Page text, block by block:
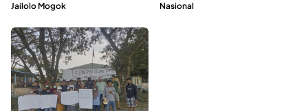
Jailolo Mogok
Nasional